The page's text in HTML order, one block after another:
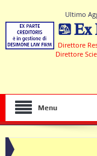
Ultimo
Direttore
Direttore
Menu